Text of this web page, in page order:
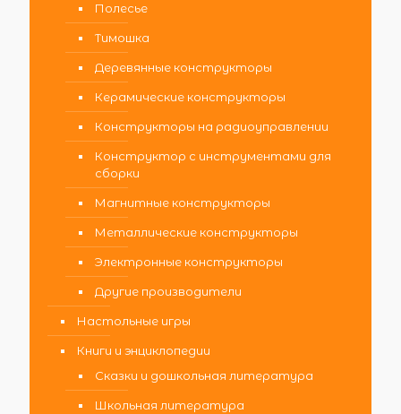
Полесье
Тимошка
Деревянные конструкторы
Керамические конструкторы
Конструкторы на радиоуправлении
Конструктор с инструментами для
сборки
Магнитные конструкторы
Металлические конструкторы
Электронные конструкторы
Другие производители
Настольные игры
Книги и энциклопедии
Сказки и дошкольная литература
Школьная литература